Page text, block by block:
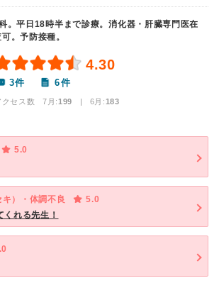
。平日18時半まで診療。消化器・肝臓専門医在
。予防接種。
4.30
3件 6件
クセス数 7月:199 | 6月:183
5.0
キ）・体調不良
5.0
れる先生！